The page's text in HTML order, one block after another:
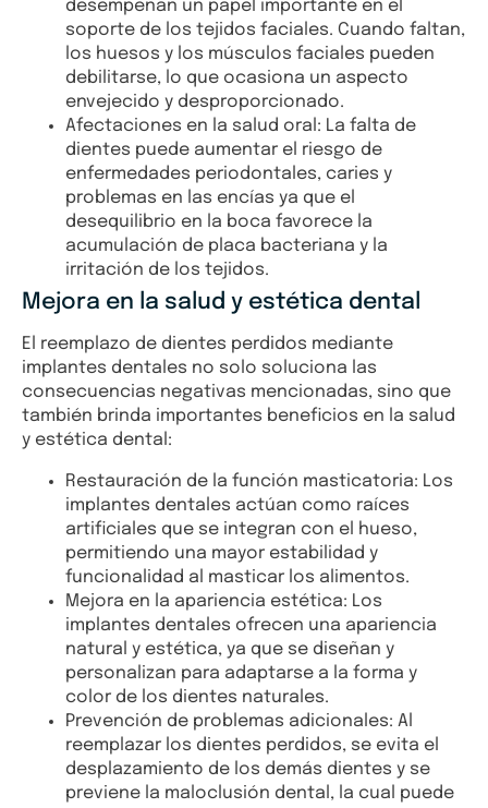
desempeñan un papel importante en el
soporte de los tejidos faciales. Cuando faltan,
los huesos y los músculos faciales pueden
debilitarse, lo que ocasiona un aspecto
envejecido y desproporcionado.
Afectaciones en la salud oral: La falta de
dientes puede aumentar el riesgo de
enfermedades periodontales, caries y
problemas en las encías ya que el
desequilibrio en la boca favorece la
acumulación de placa bacteriana y la
irritación de los tejidos.
Mejora en la salud y estética dental
El reemplazo de dientes perdidos mediante
implantes dentales no solo soluciona las
consecuencias negativas mencionadas, sino que
también brinda importantes beneficios en la salud
y estética dental:
Restauración de la función masticatoria: Los
implantes dentales actúan como raíces
artificiales que se integran con el hueso,
permitiendo una mayor estabilidad y
funcionalidad al masticar los alimentos.
Mejora en la apariencia estética: Los
implantes dentales ofrecen una apariencia
natural y estética, ya que se diseñan y
personalizan para adaptarse a la forma y
color de los dientes naturales.
Prevención de problemas adicionales: Al
reemplazar los dientes perdidos, se evita el
desplazamiento de los demás dientes y se
previene la maloclusión dental, la cual puede